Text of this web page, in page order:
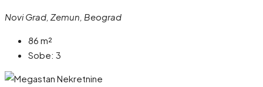
Novi Grad, Zemun, Beograd
86 m²
Sobe: 3